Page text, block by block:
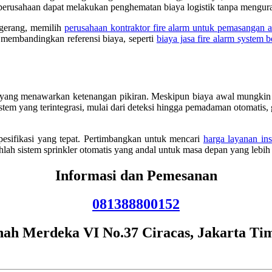
dapat melakukan penghematan biaya logistik tanpa
memilih perusahaan kontraktor fire alarm untuk pemasangan
referensi biaya, seperti biaya jasa fire alarm system
menawarkan ketenangan pikiran. Meskipun biaya awal
yang terintegrasi, mulai dari deteksi hingga pemadaman
yang tepat. Pertimbangkan untuk mencari harga layanan
sistem sprinkler otomatis yang andal untuk masa depan yang lebih
Informasi dan Pemesanan
081388800152
Merdeka VI No.37 Ciracas, Jakarta